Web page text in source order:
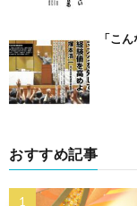
「こ
おすすめ記事